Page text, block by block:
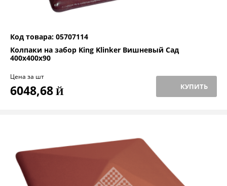
Код товара: 05707114
Колпаки на забор King Klinker Вишневый Сад
400x400x90
Цена за шт
6048,68 Й КУПИТЬ